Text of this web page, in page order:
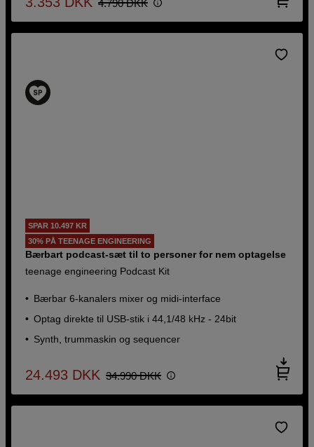
4.790 DKK
SPAR 10.497 KR
30% PÅ TEENAGE ENGINEERING
Bærbart podcast-sæt til to personer for nem optagelse
teenage engineering Podcast Kit
Bærbar 6-kanalers mixer og midi-interface
Optag direkte til USB-stik i 44,1/48 kHz - 24bit
Synth, trummaskin og sequencer
24.493 DKK 34.990 DKK